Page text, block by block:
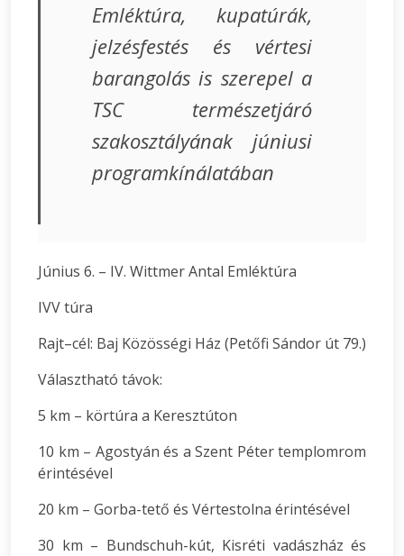
Emléktúra, kupatúrák,
jelzésfestés és vértesi
barangolás is szerepel a
TSC természetjáró
szakosztályának júniusi
programkínálatában
Június 6. – IV. Wittmer Antal Emléktúra
IVV túra
Rajt–cél: Baj Közösségi Ház (Petőfi Sándor út 79.)
Választható távok:
5 km – körtúra a Keresztúton
10 km – Agostyán és a Szent Péter templomrom
érintésével
20 km – Gorba-tető és Vértestolna érintésével
30 km – Bundschuh-kút, Kisréti vadászház és